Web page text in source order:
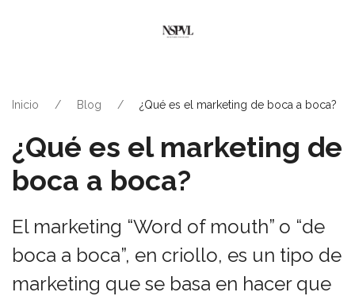
Inicio Blog ¿Qué es el marketing de boca a boca?
¿Qué es el marketing de
boca a boca?
El marketing “Word of mouth” o “de
boca a boca”, en criollo, es un tipo de
marketing que se basa en hacer que